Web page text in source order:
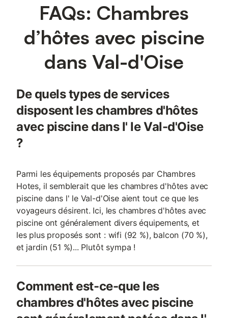
FAQs: Chambres
d’hôtes avec piscine
dans Val-d'Oise
De quels types de services
disposent les chambres d'hôtes
avec piscine dans l' le Val-d'Oise
?
Parmi les équipements proposés par Chambres
Hotes, il semblerait que les chambres d'hôtes avec
piscine dans l' le Val-d'Oise aient tout ce que les
voyageurs désirent. Ici, les chambres d'hôtes avec
piscine ont généralement divers équipements, et
les plus proposés sont : wifi (92 %), balcon (70 %),
et jardin (51 %)... Plutôt sympa !
Comment est-ce-que les
chambres d'hôtes avec piscine